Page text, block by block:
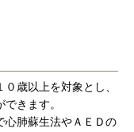
０歳以上を対象とし、
きます。
心肺蘇生法やＡＥＤの